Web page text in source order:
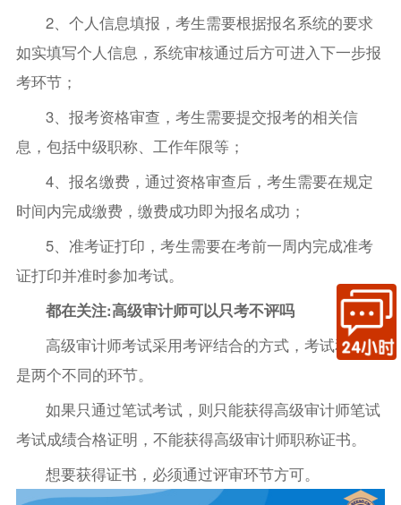
2、个人信息填报，考生需要根据报名系统的要求
如实填写个人信息，系统审核通过后方可进入下一步报
考环节；
3、报考资格审查，考生需要提交报考的相关信
息，包括中级职称、工作年限等；
4、报名缴费，通过资格审查后，考生需要在规定
时间内完成缴费，缴费成功即为报名成功；
5、准考证打印，考生需要在考前一周内完成准考
证打印并准时参加考试。
都在关注:高级审计师可以只考不评吗
高级审计师考试采用考评结合的方式，考试和评审
是两个不同的环节。
如果只通过笔试考试，则只能获得高级审计师笔试
考试成绩合格证明，不能获得高级审计师职称证书。
想要获得证书，必须通过评审环节方可。